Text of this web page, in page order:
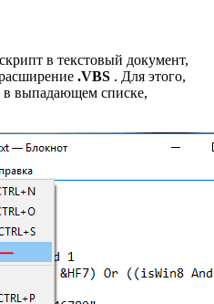
в текстовый документ,
.VBS . Для этого,
выпадающем списке,